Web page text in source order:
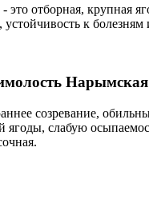
это отборная, крупная
к болезням
Нарымская
созревание,
ягоды, слабую